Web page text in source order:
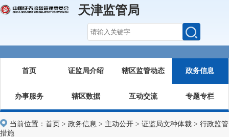
天津监管局
首页 证监局介绍 辖区监管动态 政务信息
办事服务 辖区数据 互动交流 专题专栏
当前位置： 首页 > 政务信息 > 主动公开 > 证监局文种体裁 > 行政监管
措施